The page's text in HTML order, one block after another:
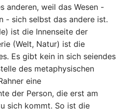
anderen, weil das Wesen -
- sich selbst das andere ist.
ist die Innenseite der
(Welt, Natur) ist die
Es gibt kein in sich seiendes
des metaphysischen
eine
der Person, die erst am
sich kommt. So ist die